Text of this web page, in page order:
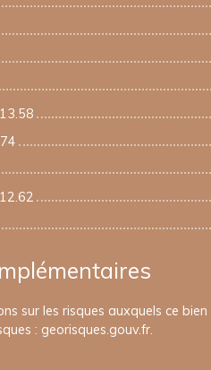
sur les risques auxquels ce
: georisques.gouv.fr.